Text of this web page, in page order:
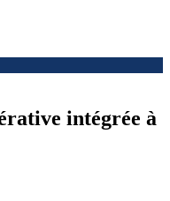
intégrée à